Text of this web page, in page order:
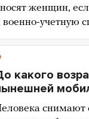
женщин,
военно-учетную
какого
снимают